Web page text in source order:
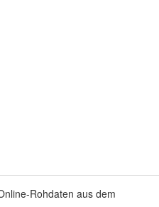
Rohdaten aus dem